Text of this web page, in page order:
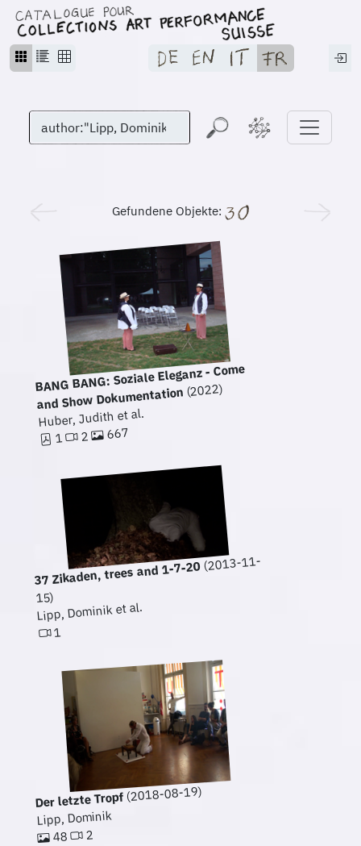
Gefundene Objekte:
BANG BANG: Soziale Eleganz - Come
and Show Dokumentation(2022)
Huber, Judith et al.
1 2 667
37 Zikaden, trees and 1-7-20(2013-11-
15)
Lipp, Dominik et al.
1
Der letzte Tropf(2018-08-19)
Lipp, Dominik
48 2